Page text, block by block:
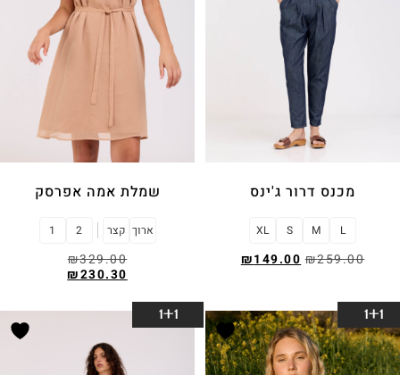
מכנס דרור ג'ינס
L
M
S
XL
₪259.00
₪149.00
שמלת אמה אפרסק
ארוך קצר 2
1
₪329.00
₪230.30
בחר אפשרויות
1+1
1+1